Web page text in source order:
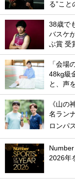
る”こと
38歳で
バスケ
ぶ賞 受
「会場
48kg級
と、声
《山の
名ラン
ロンパス
2026年